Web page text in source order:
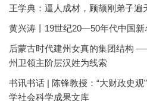
王学典：逼人成材，顾颉刚弟子遍
黄兴涛丨19世纪20—50年代中国新
后蒙古时代建州女真的集团结构
州卫领主阶层汉姓为线索
书讯书话 | 陈锋教授：“大财政史
学社会科学成果文库